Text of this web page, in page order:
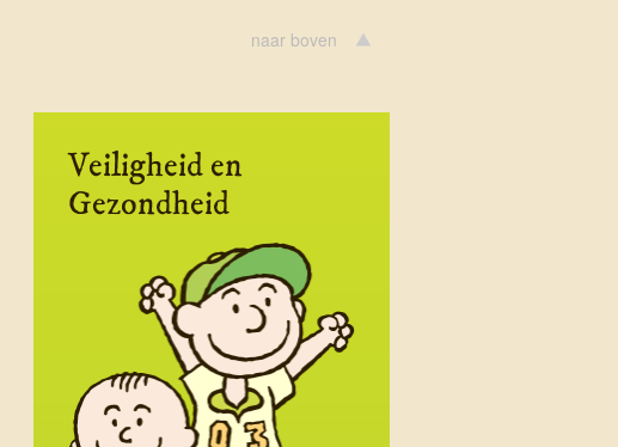
naar boven
Veiligheid en
Gezondheid